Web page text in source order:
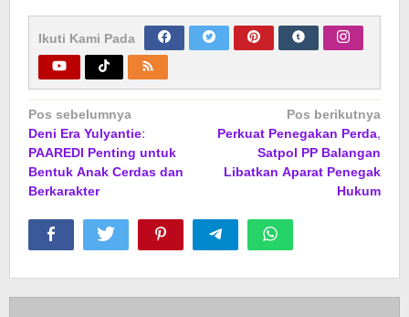
Ikuti Kami Pada
Navigasi
pos
Pos sebelumnya
Deni Era Yulyantie:
PAAREDI Penting untuk
Bentuk Anak Cerdas dan
Berkarakter
Pos berikutnya
Perkuat Penegakan Perda,
Satpol PP Balangan
Libatkan Aparat Penegak
Hukum